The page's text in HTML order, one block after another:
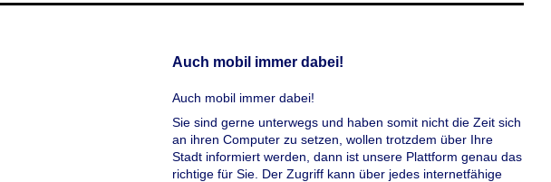
Auch mobil immer dabei!
Auch mobil immer dabei!
Sie sind gerne unterwegs und haben somit nicht die Zeit sich
an ihren Computer zu setzen, wollen trotzdem über Ihre
Stadt informiert werden, dann ist unsere Plattform genau das
richtige für Sie. Der Zugriff kann über jedes internetfähige